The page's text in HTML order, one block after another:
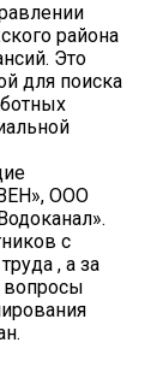
района
Это
для поиска
ООО
с
, а за